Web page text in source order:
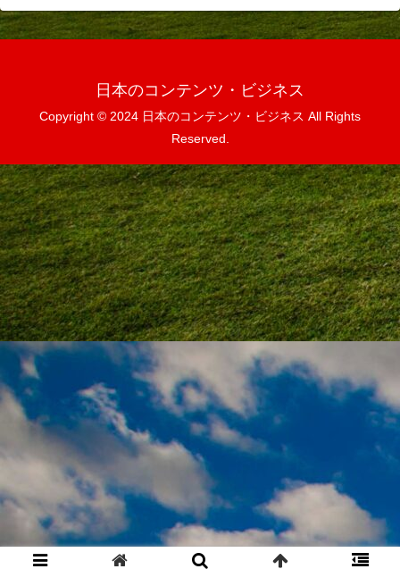
日本のコンテンツ・ビジネス
Copyright © 2024 日本のコンテンツ・ビジネス All Rights
Reserved.